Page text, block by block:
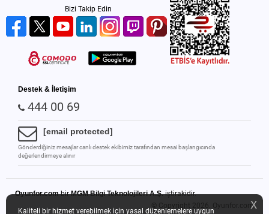
X
Kaliteli bir hizmet verebilmek için yasal düzenlemelere uygun
Bizi Takip Edin
Destek & İletişim
444 00 69
[email protected]
Gönderdiğiniz mesajlar canlı destek ekibimiz tarafından mesai başlangıcında
değerlendirmeye alınır
Oyunfor.combirMGM Bilgi Teknolojileri A.Ş.iştirakidir.
© Copyright 2026. Oyunfor.com